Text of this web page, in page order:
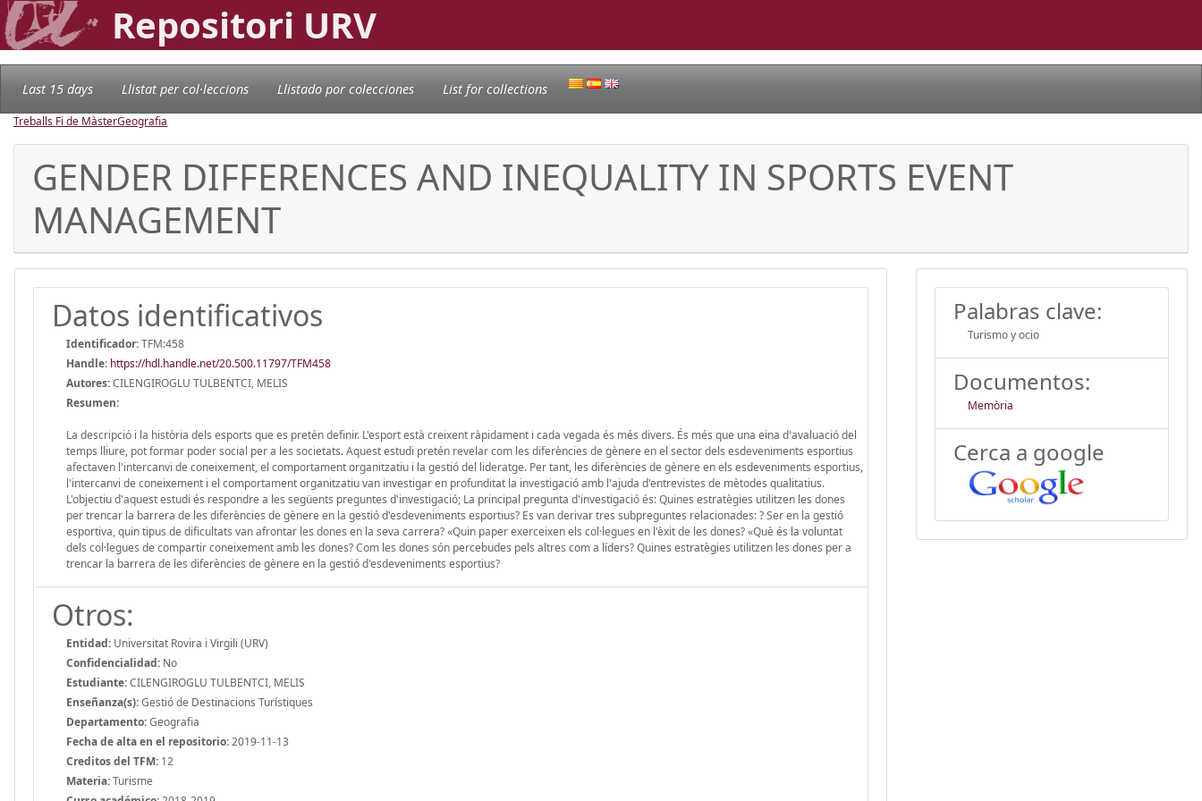
Repositori URV
Last 15 days Llistat per col·leccions Llistado por colecciones List for collections
Treballs Fi de MàsterGeografia
GENDER DIFFERENCES AND INEQUALITY IN SPORTS EVENT
MANAGEMENT
Datos identificativos
Identificador:TFM:458
Handle: https://hdl.handle.net/20.500.11797/TFM458
Autores:CILENGIROGLU TULBENTCI, MELIS
Resumen:
La descripció i la història dels esports que es pretén definir. L'esport està creixent ràpidament i cada vegada és més divers. És més que una eina d'avaluació del
temps lliure, pot formar poder social per a les societats. Aquest estudi pretén revelar com les diferències de gènere en el sector dels esdeveniments esportius
afectaven l'intercanvi de coneixement, el comportament organitzatiu i la gestió del lideratge. Per tant, les diferències de gènere en els esdeveniments esportius,
l'intercanvi de coneixement i el comportament organitzatiu van investigar en profunditat la investigació amb l'ajuda d'entrevistes de mètodes qualitatius.
L'objectiu d'aquest estudi és respondre a les següents preguntes d'investigació; La principal pregunta d'investigació és: Quines estratègies utilitzen les dones
per trencar la barrera de les diferències de gènere en la gestió d'esdeveniments esportius? Es van derivar tres subpreguntes relacionades: ? Ser en la gestió
esportiva, quin tipus de dificultats van afrontar les dones en la seva carrera? «Quin paper exerceixen els col·legues en l'èxit de les dones? «Què és la voluntat
dels col·legues de compartir coneixement amb les dones? Com les dones són percebudes pels altres com a líders? Quines estratègies utilitzen les dones per a
trencar la barrera de les diferències de gènere en la gestió d'esdeveniments esportius?
Otros:
Entidad: Universitat Rovira i Virgili (URV)
Confidencialidad: No
Estudiante:CILENGIROGLU TULBENTCI, MELIS
Enseñanza(s):Gestió de Destinacions Turístiques
Departamento:Geografia
Fecha de alta en el repositorio:2019-11-13
Creditos del TFM: 12
Materia:Turisme
Palabras clave:
Turismo y ocio
Documentos:
Memòria
Cerca a google